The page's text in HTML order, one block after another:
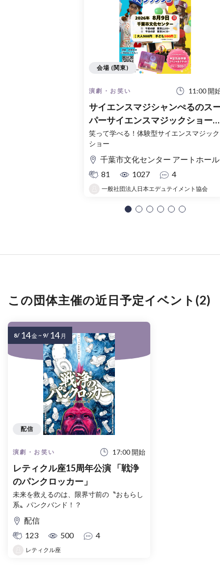
演劇・お笑い 11:00 開
サイエンスマジシャンぺるのス
パーサイエンスマジックショー
千葉市文化センターアートホー
笑って学べる！体験型サイエンスマジック
ショー
千葉市文化センター アートホール
81
1027 4
一般社団法人日本エデュテイメント協会
会場 (関東)
この団体主催の近日予定イベント(2)
演劇・お笑い 17:00 開始
レティクル座15周年公演 「戦浄
のパンクロッカー」
未来を救えるのは、限界寸前の〝おもらし
系〟パンクバンド！？
配信
123
500 4
レティクル座
配信
8/ 14金~ 9/ 14 月